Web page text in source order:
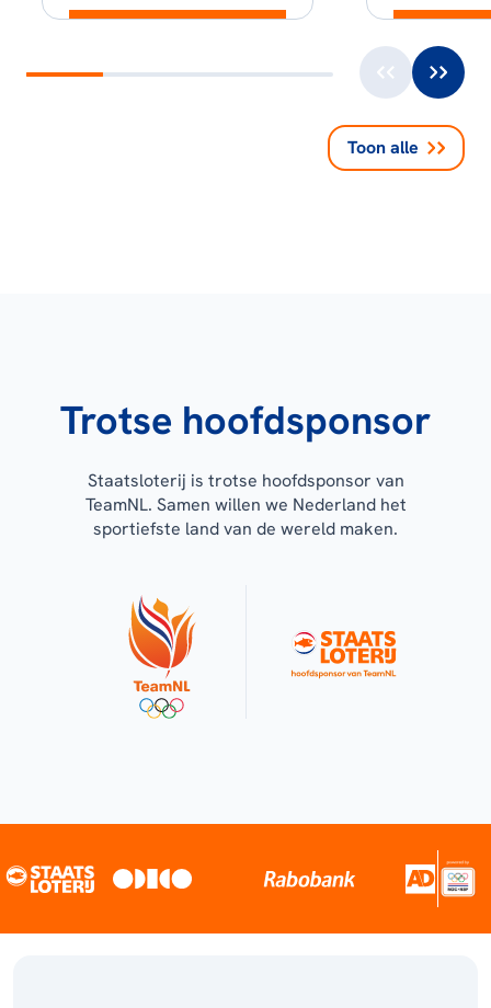
Toon alle
Trotse hoofdsponsor
Staatsloterij is trotse hoofdsponsor van
TeamNL. Samen willen we Nederland het
sportiefste land van de wereld maken.